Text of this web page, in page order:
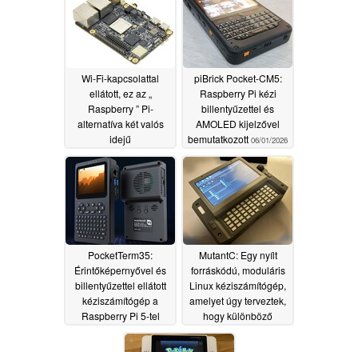
Wi-Fi-kapcsolattal
ellátott, ez az „
Raspberry ” Pi-
alternatíva két valós
idejű
processzormaggal és
két Gigabit LAN-
csatlakozóval
rendelkezik07/05/2026
piBrick Pocket-CM5:
Raspberry Pi kézi
billentyűzettel és
AMOLED kijelzővel
bemutatkozott 06/01/2026
PocketTerm35:
Érintőképernyővel és
billentyűzettel ellátott
kéziszámítógép a
Raspberry Pi 5-tel
04/13/2026
MutantC: Egy nyílt
forráskódú, moduláris
Linux kéziszámítógép,
amelyet úgy terveztek,
hogy különböző
feladatokra testre
szabható legyen